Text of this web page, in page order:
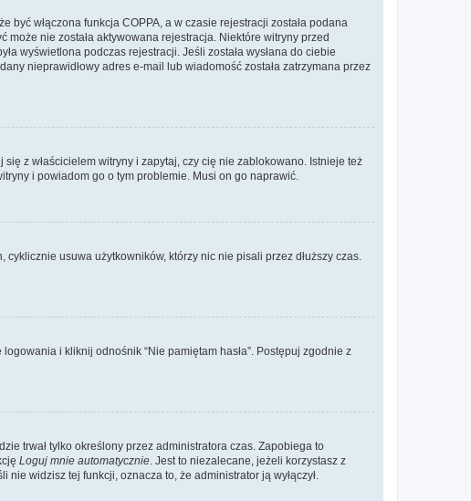
być włączona funkcja COPPA, a w czasie rejestracji została podana
może nie została aktywowana rejestracja. Niektóre witryny przed
wyświetlona podczas rejestracji. Jeśli została wysłana do ciebie
nieprawidłowy adres e-mail lub wiadomość została zatrzymana przez
z właścicielem witryny i zapytaj, czy cię nie zablokowano. Istnieje też
i powiadom go o tym problemie. Musi on go naprawić.
usuwa użytkowników, którzy nic nie pisali przez dłuższy czas.
i kliknij odnośnik “Nie pamiętam hasła”. Postępuj zgodnie z
trwał tylko określony przez administratora czas. Zapobiega to
Loguj mnie automatycznie . Jest to niezalecane, jeżeli korzystasz z
widzisz tej funkcji, oznacza to, że administrator ją wyłączył.